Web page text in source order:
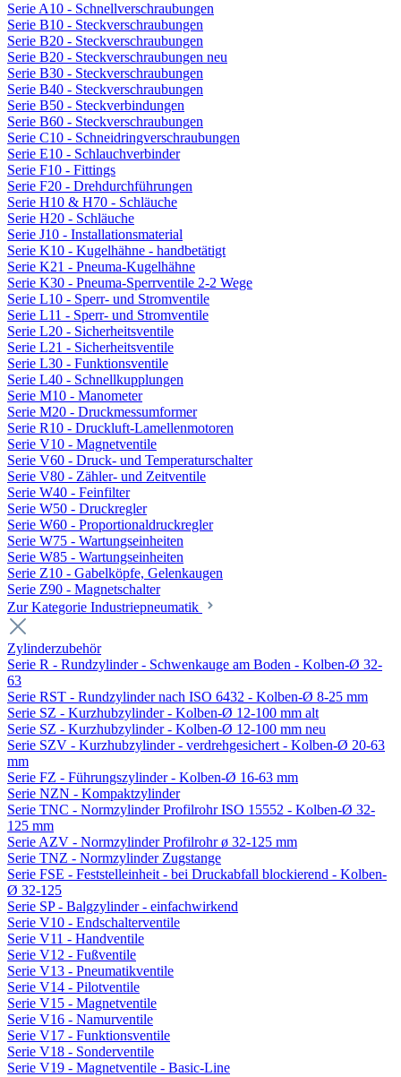
Serie A10 - Schnellverschraubungen
Serie B10 - Steckverschraubungen
Serie B20 - Steckverschraubungen
Serie B20 - Steckverschraubungen neu
Serie B30 - Steckverschraubungen
Serie B40 - Steckverschraubungen
Serie B50 - Steckverbindungen
Serie B60 - Steckverschraubungen
Serie C10 - Schneidringverschraubungen
Serie E10 - Schlauchverbinder
Serie F10 - Fittings
Serie F20 - Drehdurchführungen
Serie H10 & H70 - Schläuche
Serie H20 - Schläuche
Serie J10 - Installationsmaterial
Serie K10 - Kugelhähne - handbetätigt
Serie K21 - Pneuma-Kugelhähne
Serie K30 - Pneuma-Sperrventile 2-2 Wege
Serie L10 - Sperr- und Stromventile
Serie L11 - Sperr- und Stromventile
Serie L20 - Sicherheitsventile
Serie L21 - Sicherheitsventile
Serie L30 - Funktionsventile
Serie L40 - Schnellkupplungen
Serie M10 - Manometer
Serie M20 - Druckmessumformer
Serie R10 - Druckluft-Lamellenmotoren
Serie V10 - Magnetventile
Serie V60 - Druck- und Temperaturschalter
Serie V80 - Zähler- und Zeitventile
Serie W40 - Feinfilter
Serie W50 - Druckregler
Serie W60 - Proportionaldruckregler
Serie W75 - Wartungseinheiten
Serie W85 - Wartungseinheiten
Serie Z10 - Gabelköpfe, Gelenkaugen
Serie Z90 - Magnetschalter
Zur Kategorie Industriepneumatik
Zylinderzubehör
Serie R - Rundzylinder - Schwenkauge am Boden - Kolben-Ø 32-
63
Serie RST - Rundzylinder nach ISO 6432 - Kolben-Ø 8-25 mm
Serie SZ - Kurzhubzylinder - Kolben-Ø 12-100 mm alt
Serie SZ - Kurzhubzylinder - Kolben-Ø 12-100 mm neu
Serie SZV - Kurzhubzylinder - verdrehgesichert - Kolben-Ø 20-63
mm
Serie FZ - Führungszylinder - Kolben-Ø 16-63 mm
Serie NZN - Kompaktzylinder
Serie TNC - Normzylinder Profilrohr ISO 15552 - Kolben-Ø 32-
125 mm
Serie AZV - Normzylinder Profilrohr ø 32-125 mm
Serie TNZ - Normzylinder Zugstange
Serie FSE - Feststelleinheit - bei Druckabfall blockierend - Kolben-
Ø 32-125
Serie SP - Balgzylinder - einfachwirkend
Serie V10 - Endschalterventile
Serie V11 - Handventile
Serie V12 - Fußventile
Serie V13 - Pneumatikventile
Serie V14 - Pilotventile
Serie V15 - Magnetventile
Serie V16 - Namurventile
Serie V17 - Funktionsventile
Serie V18 - Sonderventile
Serie V19 - Magnetventile - Basic-Line